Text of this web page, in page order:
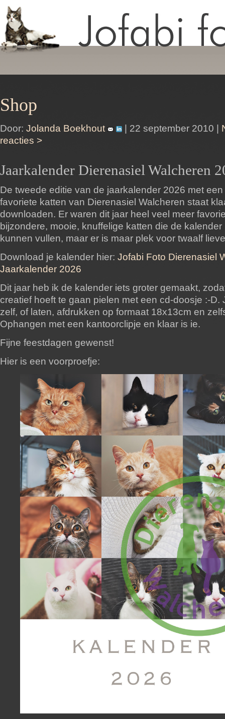
Shop
Door: Jolanda Boekhout | 22 september 2010 |
reacties >
Jaarkalender Dierenasiel Walcheren
De tweede editie van de jaarkalender 2026 met
favoriete katten van Dierenasiel Walcheren staat
downloaden. Er waren dit jaar heel veel meer
bijzondere, mooie, knuffelige katten die de
kunnen vullen, maar er is maar plek voor twaalf
Download je kalender hier: Jofabi Foto Dierenasiel
Jaarkalender 2026
Dit jaar heb ik de kalender iets groter gemaakt,
creatief hoeft te gaan pielen met een cd-doosje :-D.
zelf, of laten, afdrukken op formaat 18x13cm en
Ophangen met een kantoorclipje en klaar is ie.
Fijne feestdagen gewenst!
Hier is een voorproefje: